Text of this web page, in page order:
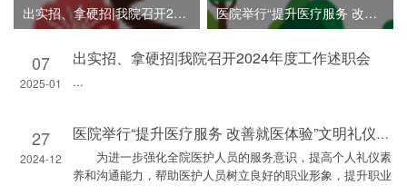
出实招、拿硬招|我院召开2024年度工作述职会 医院举行“提升医疗服务 改善就医体验”文明礼仪专题培训
07
2025-01
出实招、拿硬招|我院召开2024年度工作述职会
...
27
2024-12
医院举行“提升医疗服务 改善就医体验”文明礼仪专题培训
为进一步强化全院医护人员的服务意识，提高个人礼仪素
养和沟通能力，帮助医护人员树立良好的职业形象，提升职业